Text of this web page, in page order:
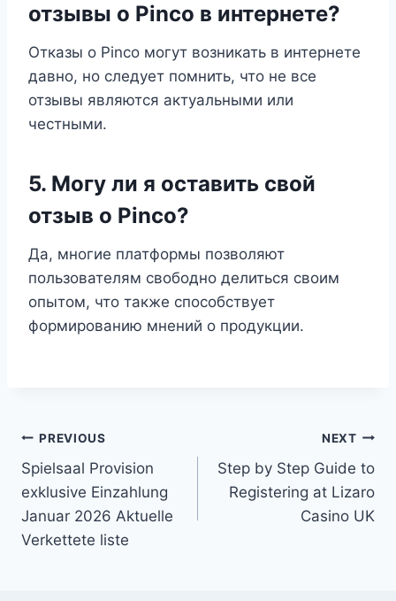
отзывы о Pinco в интернете?
Отказы о Pinco могут возникать в интернете
давно, но следует помнить, что не все
отзывы являются актуальными или
честными.
5. Могу ли я оставить свой
отзыв о Pinco?
Да, многие платформы позволяют
пользователям свободно делиться своим
опытом, что также способствует
формированию мнений о продукции.
PREVIOUS
Spielsaal Provision
exklusive Einzahlung
Januar 2026 Aktuelle
Verkettete liste
NEXT
Step by Step Guide to
Registering at Lizaro
Casino UK